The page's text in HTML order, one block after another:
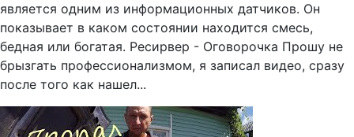
является одним из информационных датчиков. Он
показывает в каком состоянии находится смесь,
бедная или богатая. Ресирвер - Оговорочка Прошу не
брызгать профессионализмом, я записал видео, сразу
после того как нашел...